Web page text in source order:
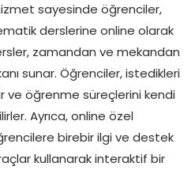
sayesinde öğrenciler,
derslerine online olarak
zamandan ve mekandan
sunar. Öğrenciler, istedikleri
ve öğrenme süreçlerini kendi
Ayrıca, online özel
birebir ilgi ve destek
kullanarak interaktif bir